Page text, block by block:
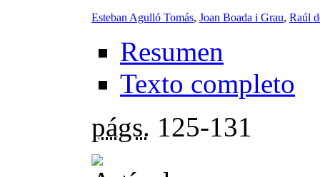
Esteban Agulló Tomás, Joan Boada i Grau, Raúl
Resumen
Texto completo
págs. 125-131